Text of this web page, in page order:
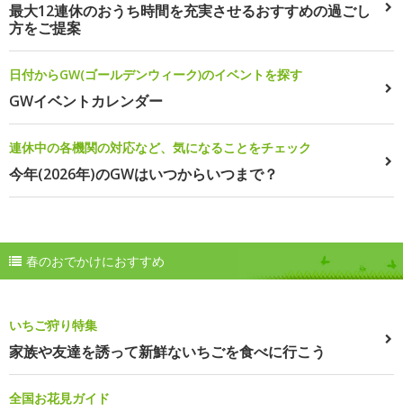
最大12連休のおうち時間を充実させるおすすめの過ごし
方をご提案
日付からGW(ゴールデンウィーク)のイベントを探す
GWイベントカレンダー
連休中の各機関の対応など、気になることをチェック
今年(2026年)のGWはいつからいつまで？
春のおでかけにおすすめ
いちご狩り特集
家族や友達を誘って新鮮ないちごを食べに行こう
全国お花見ガイド